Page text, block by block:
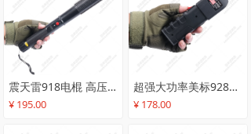
震天雷918电棍 高压电击器 军用超大功率电击警棍 车载防身电棒 安保巡逻执勤棍
¥ 195.00
超强大功率美标928高压电击器_女子防狼电棒_民用合法防身小型电棍
¥ 178.00